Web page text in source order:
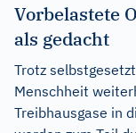
Vorbelastete
als gedacht
Trotz
Menschheit
Treibhausgase in